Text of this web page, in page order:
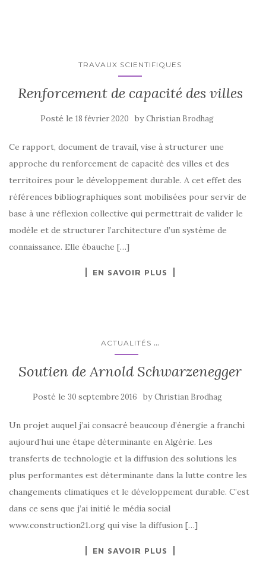
TRAVAUX SCIENTIFIQUES
Renforcement de capacité des villes
Posté le 18 février 2020 byChristian Brodhag
Ce rapport, document de travail, vise à structurer une
approche du renforcement de capacité des villes et des
territoires pour le développement durable. A cet effet des
références bibliographiques sont mobilisées pour servir de
base à une réflexion collective qui permettrait de valider le
modèle et de structurer l’architecture d’un système de
connaissance. Elle ébauche […]
EN SAVOIR PLUS
ACTUALITÉS ...
Soutien de Arnold Schwarzenegger
Posté le 30 septembre 2016 byChristian Brodhag
Un projet auquel j’ai consacré beaucoup d’énergie a franchi
aujourd’hui une étape déterminante en Algérie. Les
transferts de technologie et la diffusion des solutions les
plus performantes est déterminante dans la lutte contre les
changements climatiques et le développement durable. C’est
dans ce sens que j’ai initié le média social
www.construction21.org qui vise la diffusion […]
EN SAVOIR PLUS